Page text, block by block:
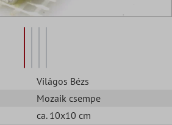
Világos Bézs
Mozaik csempe
ca. 10x10 cm